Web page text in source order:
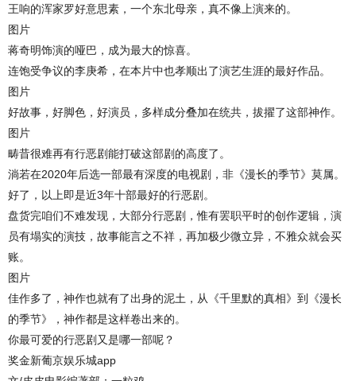
王响的浑家罗好意思素，一个东北母亲，真不像上演来的。
图片
蒋奇明饰演的哑巴，成为最大的惊喜。
连饱受争议的李庚希，在本片中也孝顺出了演艺生涯的最好作品。
图片
好故事，好脚色，好演员，多样成分叠加在统共，拔擢了这部神作。
图片
畴昔很难再有行恶剧能打破这部剧的高度了。
淌若在2020年后选一部最有深度的电视剧，非《漫长的季节》莫属。
好了，以上即是近3年十部最好的行恶剧。
盘货完咱们不难发现，大部分行恶剧，惟有罢职平时的创作逻辑，演
员有塌实的演技，故事能言之不祥，再加极少微立异，不雅众就会买
账。
图片
佳作多了，神作也就有了出身的泥土，从《千里默的真相》到《漫长
的季节》，神作都是这样卷出来的。
你最可爱的行恶剧又是哪一部呢？
奖金新葡京娱乐城app